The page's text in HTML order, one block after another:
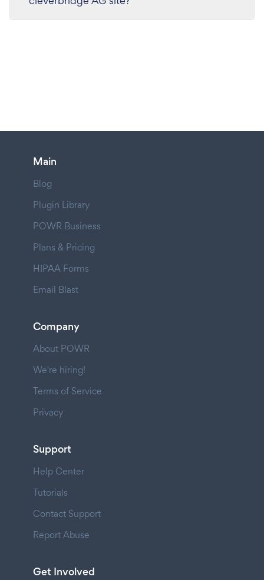
Main
Blog
Plugin Library
POWR Business
Plans & Pricing
HIPAA Forms
Email Blast
Company
About POWR
We're hiring!
Terms of Service
Privacy
Support
Help Center
Tutorials
Contact Support
Report Abuse
Get Involved